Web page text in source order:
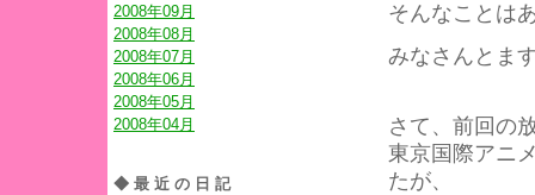
2008年09月
2008年08月
2008年07月
2008年06月
2008年05月
2008年04月
◆最近の日記
そんなことは
みなさんとま
さて、前回の
東京国際アニ
たが、